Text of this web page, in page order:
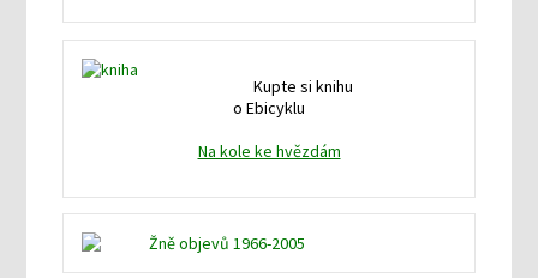
Kupte si knihu
o Ebicyklu
Na kole ke hvězdám